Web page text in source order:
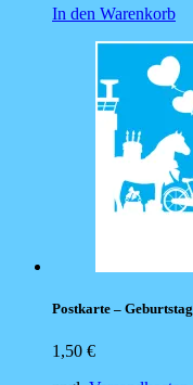
In den Warenkorb
Postkarte – Geburtstag
1,50 €